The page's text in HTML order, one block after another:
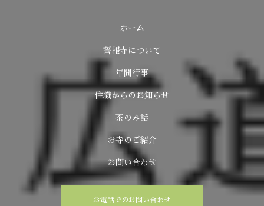
ホーム
誓報寺について
年間行事
住職からのお知らせ
茶のみ話
お寺のご紹介
お問い合わせ
お電話でのお問い合わせ